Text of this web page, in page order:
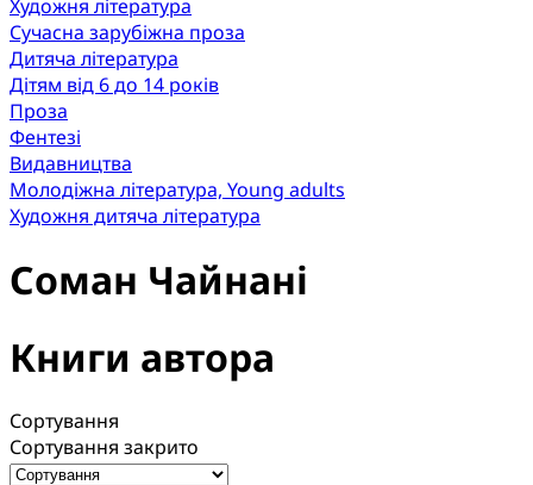
Художня література
Сучасна зарубіжна проза
Дитяча література
Дітям від 6 до 14 років
Проза
Фентезі
Видавництва
Молодіжна література, Young adults
Художня дитяча література
Соман Чайнані
Книги автора
Сортування
Сортування закрито